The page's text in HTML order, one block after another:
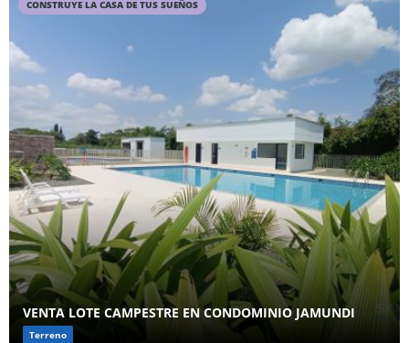
CONSTRUYE LA CASA DE TUS SUEÑOS
VENTA LOTE CAMPESTRE EN CONDOMINIO JAMUNDI
Terreno